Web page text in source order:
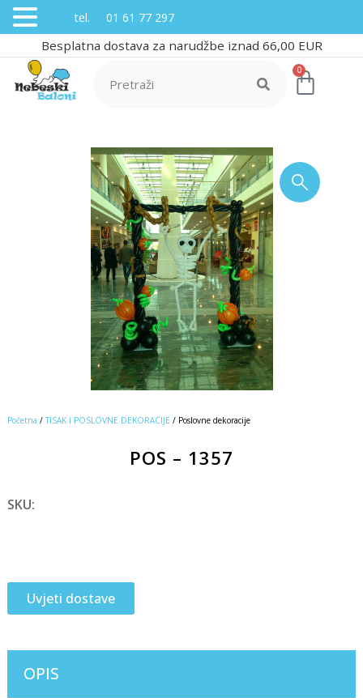
Besplatna dostava za narudžbe iznad 66,00 EUR
0
Početna / TISAK I POSLOVNE DEKORACIJE / Poslovne dekoracije
POS – 1357
SKU:
Uvjeti dostave
OPIS
tel. 01 61 77 297